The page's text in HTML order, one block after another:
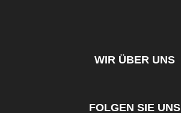
WIR ÜBER UNS
FOLGEN SIE UNS